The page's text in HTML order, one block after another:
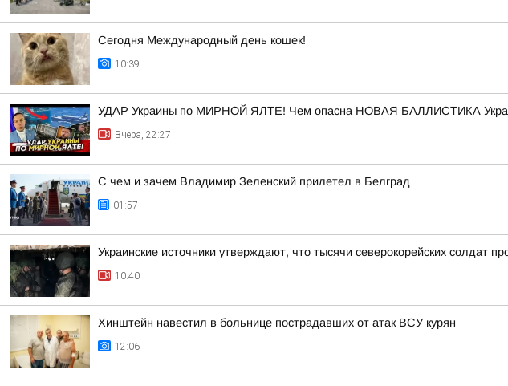
Сегодня Международный день кошек!
10:39
УДАР Украины по МИРНОЙ ЯЛТЕ! Чем опасна НОВАЯ БАЛЛИСТИКА
Вчера, 22:27
С чем и зачем Владимир Зеленский прилетел в Белград
01:57
Украинские источники утверждают, что тысячи северокорейских солдат
10:40
Хинштейн навестил в больнице пострадавших от атак ВСУ курян
12:06